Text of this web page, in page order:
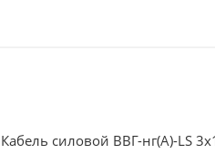
Кабель силовой ВВГ-нг(А)-LS